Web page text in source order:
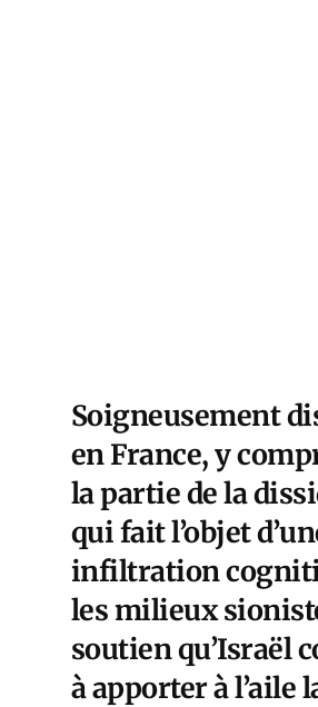
Soigneusement
en France, y
la partie de la
qui fait l’objet
infiltration
les milieux
soutien qu’Israël
à apporter à l’aile